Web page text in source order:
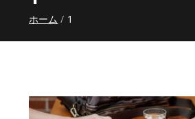
ホーム 1